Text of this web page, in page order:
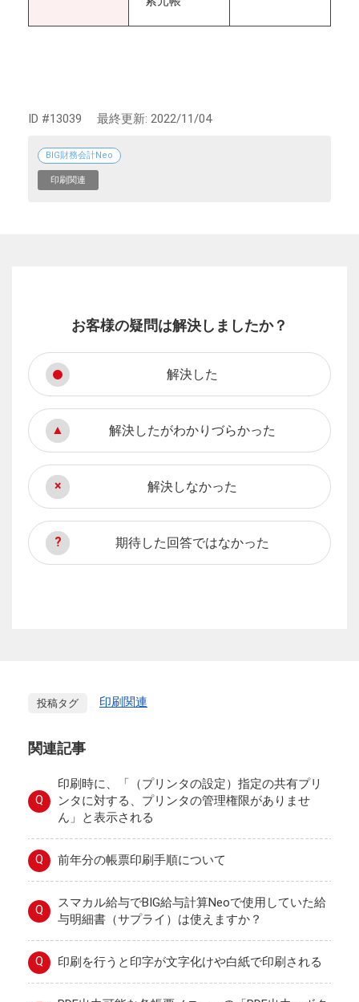
ID #13039 最終更新: 2022/11/04
BIG財務会計Neo
印刷関連
お客様の疑問は解決しましたか？
解決した
解決したがわかりづらかった
解決しなかった
期待した回答ではなかった
投稿タグ 印刷関連
関連記事
Q
印刷時に、「（プリンタの設定）指定の共有プリ
ンタに対する、プリンタの管理権限がありませ
ん」と表示される
Q 前年分の帳票印刷手順について
Q
スマカル給与でBIG給与計算Neoで使用していた給
与明細書（サプライ）は使えますか？
Q 印刷を行うと印字が文字化けや白紙で印刷される